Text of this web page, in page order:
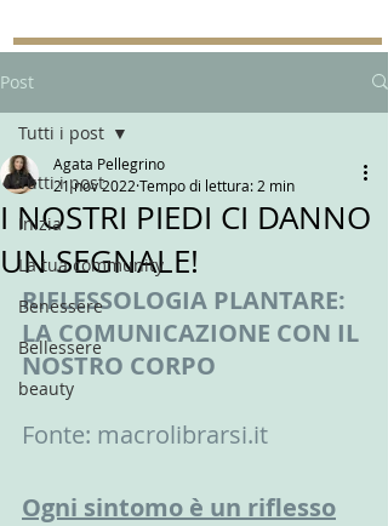
Post
Tutti i post
Inizia
La tua community
Benessere
Bellessere
beauty
Tutti i post
I NOSTRI PIEDI CI DANNO
UN SEGNALE!
Agata Pellegrino
21 nov 2022 Tempo di lettura: 2 min
RIFLESSOLOGIA PLANTARE:
LA COMUNICAZIONE CON IL
NOSTRO CORPO
Fonte: macrolibrarsi.it
Ogni sintomo è un riflesso